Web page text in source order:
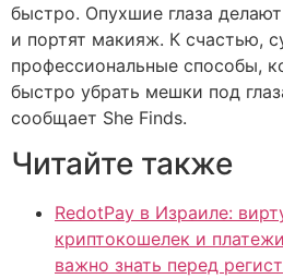
быстро. Опухшие глаза
и портят макияж. К счастью,
профессиональные способы,
быстро убрать мешки под
сообщает She Finds.
Читайте также
RedotPay в Израиле:
криптокошелек и
важно знать перед